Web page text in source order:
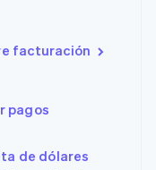
facturación
pagos
de dólares